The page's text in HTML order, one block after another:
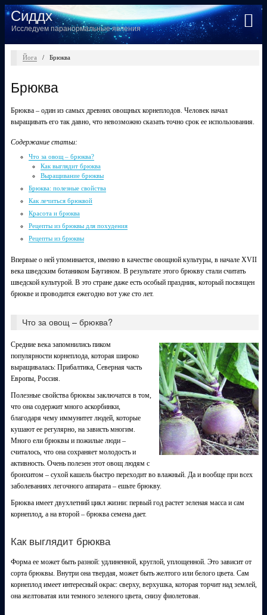
Сиддх
Исследуем паранормальные явления
Йога / Брюква
Брюква
Брюква – один из самых древних овощных корнеплодов. Человек начал
выращивать его так давно, что невозможно сказать точно срок ее использования.
Содержание статьи:
Что за овощ – брюква?
Как выглядит брюква
Выращивание брюквы
Брюква: полезные свойства
Как лечиться брюквой
Красота и брюква
Рецепты из брюквы для похудения
Рецепты из брюквы
Впервые о ней упоминается, именно в качестве овощной культуры, в начале XVII
века шведским ботаником Баугином. В результате этого брюкву стали считать
шведской культурой. В это стране даже есть особый праздник, который посвящен
брюкве и проводится ежегодно вот уже сто лет.
Что за овощ – брюква?
Средние века запомнились пиком
популярности корнеплода, которая широко
выращивалась: Прибалтика, Северная часть
Европы, Россия.
Полезные свойства брюквы заключатся в том,
что она содержит много аскорбинки,
благодаря чему иммунитет людей, которые
кушают ее регулярно, на зависть многим.
Много ели брюквы и пожилые люди –
считалось, что она сохраняет молодость и
активность. Очень полезен этот овощ людям с
бронхитом – сухой кашель быстро переходит во влажный. Да и вообще при всех
заболеваниях легочного аппарата – ешьте брюкву.
Брюква имеет двухлетний цикл жизни: первый год растет зеленая масса и сам
корнеплод, а на второй – брюква семена дает.
Как выглядит брюква
Форма ее может быть разной: удлиненной, круглой, уплощенной. Это зависит от
сорта брюквы. Внутри она твердая, может быть желтого или белого цвета. Сам
корнеплод имеет интересный окрас: сверху, верхушка, которая торчит над землей,
она желтоватая или темного зеленого цвета, снизу фиолетовая.